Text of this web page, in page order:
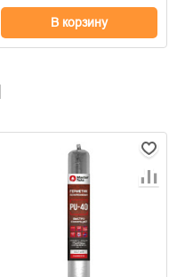
В корзину